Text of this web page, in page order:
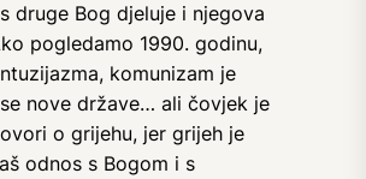
druge Bog djeluje i njegova
pogledamo 1990. godinu,
komunizam je
nove države… ali čovjek je
o grijehu, jer grijeh je
odnos s Bogom i s